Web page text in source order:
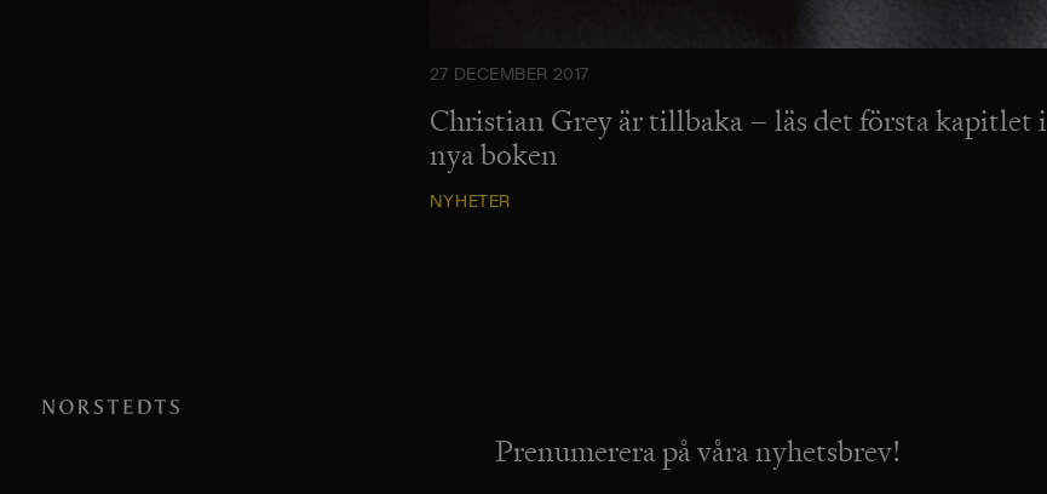
27 DECEMBER 2017
Christian Grey är tillbaka – läs det första kapitlet i
nya boken
NYHETER
Prenumerera på våra nyhetsbrev!